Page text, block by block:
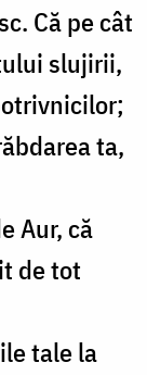
Că pe cât
slujirii,
ta,
Aur, că
de tot
tale la